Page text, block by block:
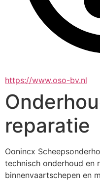
https://www.oso-bv.nl
reparatie
Oonincx
technisch onderhoud en
binnenvaartschepen en